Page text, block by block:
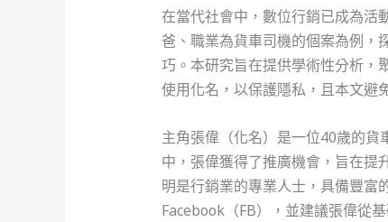
在當代社會中，數位行銷已成為活
爸、職業為貨車司機的個案為例，
巧。本研究旨在提供學術性分析，
使用化名，以保護隱私，且本文避
主角張偉（化名）是一位40歲的
中，張偉獲得了推廣機會，旨在提
明是行銷業的專業人士，具備豐
Facebook（FB），並建議張偉從